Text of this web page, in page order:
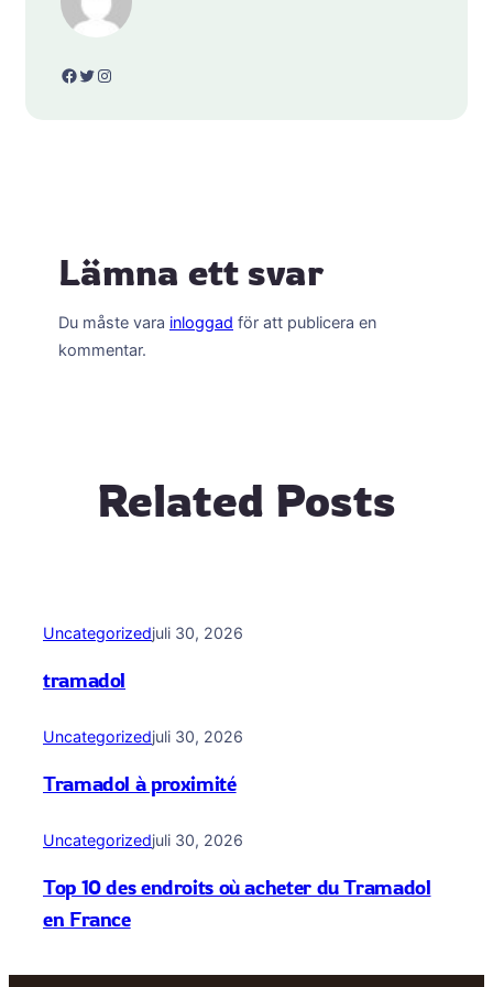
Facebook Twitter Instagram
Lämna ett svar
Du måste vara inloggad för att publicera en
kommentar.
Related Posts
Uncategorizedjuli 30, 2026
tramadol
Uncategorizedjuli 30, 2026
Tramadol à proximité
Uncategorizedjuli 30, 2026
Top 10 des endroits où acheter du Tramadol
en France